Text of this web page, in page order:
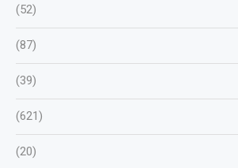
(52)
(87)
(39)
(621)
(20)